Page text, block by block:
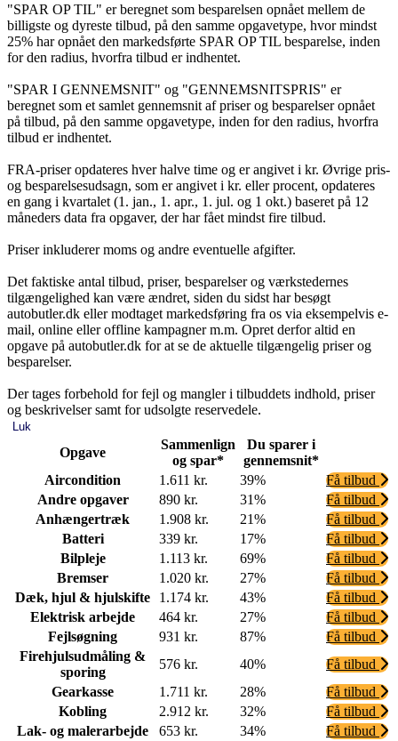
"SPAR OP TIL" er beregnet som besparelsen opnået mellem de
billigste og dyreste tilbud, på den samme opgavetype, hvor mindst
25% har opnået den markedsførte SPAR OP TIL besparelse, inden
for den radius, hvorfra tilbud er indhentet.
"SPAR I GENNEMSNIT" og "GENNEMSNITSPRIS" er
beregnet som et samlet gennemsnit af priser og besparelser opnået
på tilbud, på den samme opgavetype, inden for den radius, hvorfra
tilbud er indhentet.
FRA-priser opdateres hver halve time og er angivet i kr. Øvrige pris-
og besparelsesudsagn, som er angivet i kr. eller procent, opdateres
en gang i kvartalet (1. jan., 1. apr., 1. jul. og 1 okt.) baseret på 12
måneders data fra opgaver, der har fået mindst fire tilbud.
Priser inkluderer moms og andre eventuelle afgifter.
Det faktiske antal tilbud, priser, besparelser og værkstedernes
tilgængelighed kan være ændret, siden du sidst har besøgt
autobutler.dk eller modtaget markedsføring fra os via eksempelvis e-
mail, online eller offline kampagner m.m. Opret derfor altid en
opgave på autobutler.dk for at se de aktuelle tilgængelig priser og
besparelser.
Der tages forbehold for fejl og mangler i tilbuddets indhold, priser
og beskrivelser samt for udsolgte reservedele.
Luk
Opgave
Sammenlign
og spar*
Du sparer i
gennemsnit*
Aircondition
1.611 kr. 39%
Få tilbud
Andre opgaver
890 kr. 31%
Få tilbud
Anhængertræk
1.908 kr. 21%
Få tilbud
Batteri
339 kr. 17%
Få tilbud
Bilpleje
1.113 kr. 69%
Få tilbud
Bremser
1.020 kr. 27%
Få tilbud
Dæk, hjul & hjulskifte
1.174 kr. 43%
Få tilbud
Elektrisk arbejde
464 kr. 27%
Få tilbud
Fejlsøgning
931 kr. 87%
Få tilbud
Firehjulsudmåling &
sporing
576 kr. 40%
Få tilbud
Gearkasse
1.711 kr. 28%
Få tilbud
Kobling
2.912 kr. 32%
Få tilbud
Lak- og malerarbejde
653 kr. 34%
Få tilbud